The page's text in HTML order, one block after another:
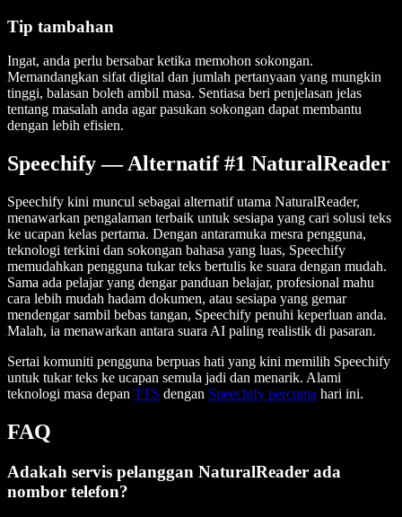
Tip tambahan
Ingat, anda perlu bersabar ketika memohon sokongan.
Memandangkan sifat digital dan jumlah pertanyaan yang mungkin
tinggi, balasan boleh ambil masa. Sentiasa beri penjelasan jelas
tentang masalah anda agar pasukan sokongan dapat membantu
dengan lebih efisien.
Speechify — Alternatif #1 NaturalReader
Speechify kini muncul sebagai alternatif utama NaturalReader,
menawarkan pengalaman terbaik untuk sesiapa yang cari solusi teks
ke ucapan kelas pertama. Dengan antaramuka mesra pengguna,
teknologi terkini dan sokongan bahasa yang luas, Speechify
memudahkan pengguna tukar teks bertulis ke suara dengan mudah.
Sama ada pelajar yang dengar panduan belajar, profesional mahu
cara lebih mudah hadam dokumen, atau sesiapa yang gemar
mendengar sambil bebas tangan, Speechify penuhi keperluan anda.
Malah, ia menawarkan antara suara AI paling realistik di pasaran.
Sertai komuniti pengguna berpuas hati yang kini memilih Speechify
untuk tukar teks ke ucapan semula jadi dan menarik. Alami
teknologi masa depan TTS dengan Speechify percuma hari ini.
FAQ
Adakah servis pelanggan NaturalReader ada
nombor telefon?